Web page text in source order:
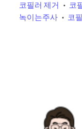
코필러 제거 코
녹이는주사
코